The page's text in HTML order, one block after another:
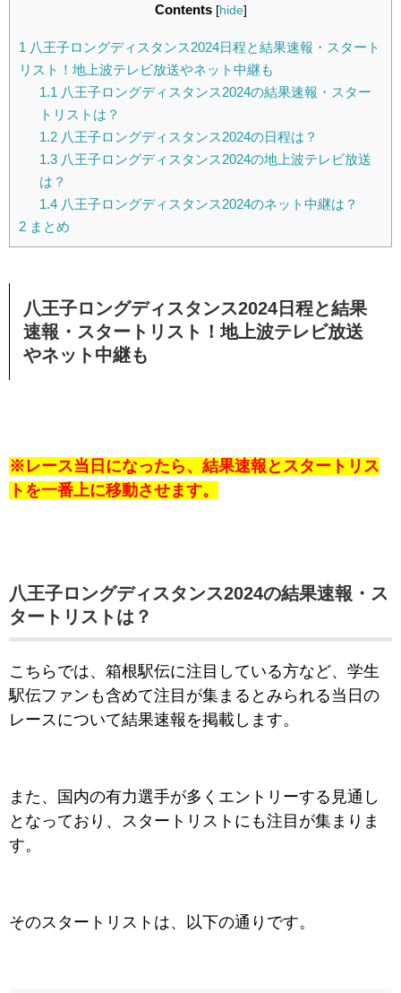
Contents [hide]
1 八王子ロングディスタンス2024日程と結果速報・スタート
リスト！地上波テレビ放送やネット中継も
1.1 八王子ロングディスタンス2024の結果速報・スター
トリストは？
1.2八王子ロングディスタンス2024の日程は？
1.3八王子ロングディスタンス2024の地上波テレビ放送
は？
1.4八王子ロングディスタンス2024のネット中継は？
2 まとめ
八王子ロングディスタンス2024日程と結果
速報・スタートリスト！地上波テレビ放送
やネット中継も
※レース当日になったら、結果速報とスタートリス
トを一番上に移動させます。
八王子ロングディスタンス2024の結果速報・ス
タートリストは？
こちらでは、箱根駅伝に注目している方など、学生
駅伝ファンも含めて注目が集まるとみられる当日の
レースについて結果速報を掲載します。
また、国内の有力選手が多くエントリーする見通し
となっており、 スタートリストにも注目が集まりま
す。
そのスタートリストは、以下の通りです。